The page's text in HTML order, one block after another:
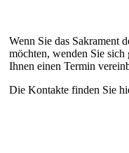
Wenn Sie das Sakrament
möchten, wenden Sie
Ihnen einen Termin
Die Kontakte finden Sie